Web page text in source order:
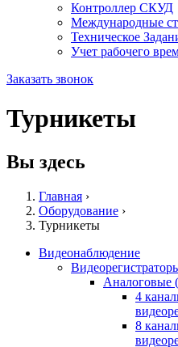
Контроллер СКУД
Международные
Техническое
Учет рабочего
Заказать звонок
Турникеты
Вы здесь
Главная ›
Оборудование ›
Турникеты
Видеонаблюдение
Аналоговые
4
8